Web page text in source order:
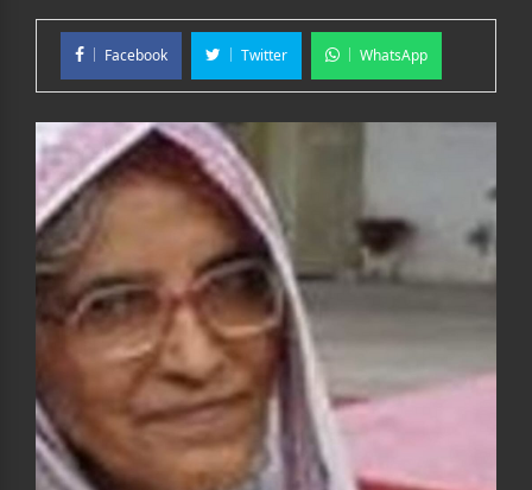
Facebook Twitter WhatsApp